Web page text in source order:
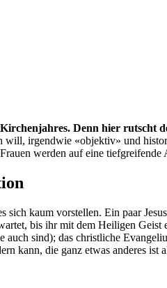
Denn hier
will, irgendwie «objektiv» und
werden auf eine tiefgreifende
kaum vorstellen. Ein paar
bis ihr mit dem Heiligen
sind); das christliche
kann, die ganz etwas anderes